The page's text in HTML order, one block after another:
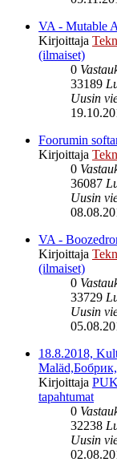
VA - Mutable
Kirjoittaja
(ilmaiset)
0
33189
Uusin
Foorumin
Kirjoittaja
0
36087
Uusin
VA -
Kirjoittaja
(ilmaiset)
0
33729
Uusin
18.8.2018,
Kirjoittaja
tapahtumat
0
32238
Uusin